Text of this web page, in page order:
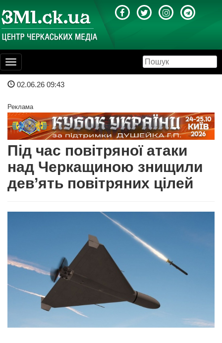
Toggle
navigation
02.06.26 09:43
Реклама
Під час повітряної атаки
над Черкащиною знищили
дев’ять повітряних цілей